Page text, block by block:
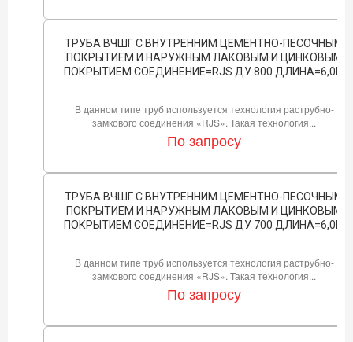
ТРУБА ВЧШГ С ВНУТРЕННИМ ЦЕМЕНТНО-ПЕСОЧНЫМ
ПОКРЫТИЕМ И НАРУЖНЫМ ЛАКОВЫМ И ЦИНКОВЫМ
ПОКРЫТИЕМ СОЕДИНЕНИЕ=RJS ДУ 800 ДЛИНА=6,0М
В данном типе труб используется технология раструбно-
замкового соединения «RJS». Такая технология...
По запросу
ТРУБА ВЧШГ С ВНУТРЕННИМ ЦЕМЕНТНО-ПЕСОЧНЫМ
ПОКРЫТИЕМ И НАРУЖНЫМ ЛАКОВЫМ И ЦИНКОВЫМ
ПОКРЫТИЕМ СОЕДИНЕНИЕ=RJS ДУ 700 ДЛИНА=6,0М
В данном типе труб используется технология раструбно-
замкового соединения «RJS». Такая технология...
По запросу